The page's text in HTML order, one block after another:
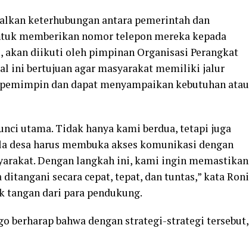
keterhubungan antara pemerintah dan
memberikan nomor telepon mereka kepada
akan diikuti oleh pimpinan Organisasi Perangkat
ini bertujuan agar masyarakat memiliki jalur
dan dapat menyampaikan kebutuhan atau
utama. Tidak hanya kami berdua, tetapi juga
desa harus membuka akses komunikasi dengan
Dengan langkah ini, kami ingin memastikan
secara cepat, tepat, dan tuntas,” kata Roni
dari para pendukung.
berharap bahwa dengan strategi-strategi tersebut,